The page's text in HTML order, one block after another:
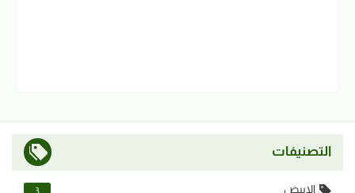
التصنيفات
الابيض 3